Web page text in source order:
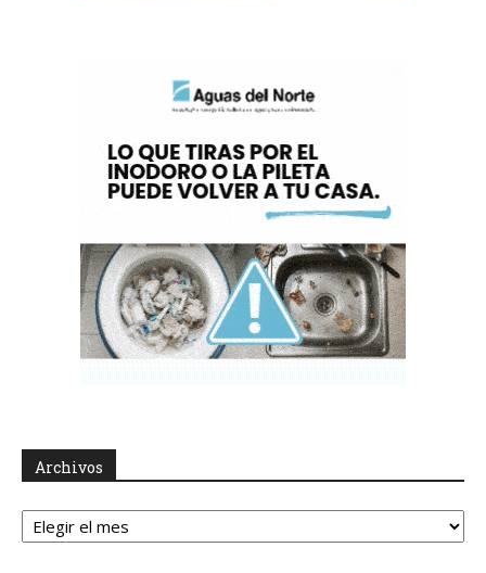
Archivos
Archivos